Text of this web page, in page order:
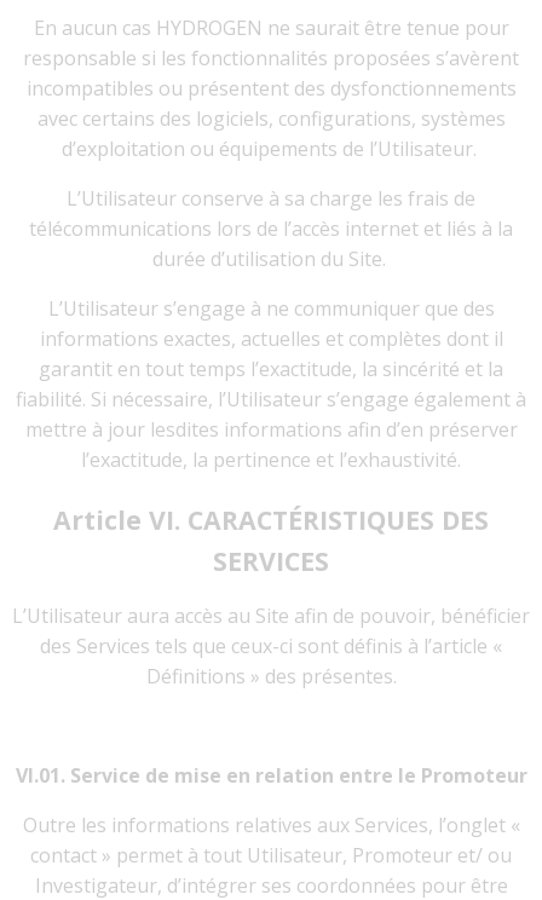
En aucun cas HYDROGEN ne saurait être tenue pour
responsable si les fonctionnalités proposées s’avèrent
incompatibles ou présentent des dysfonctionnements
avec certains des logiciels, configurations, systèmes
d’exploitation ou équipements de l’Utilisateur.
L’Utilisateur conserve à sa charge les frais de
télécommunications lors de l’accès internet et liés à la
durée d’utilisation du Site.
L’Utilisateur s’engage à ne communiquer que des
informations exactes, actuelles et complètes dont il
garantit en tout temps l’exactitude, la sincérité et la
fiabilité. Si nécessaire, l’Utilisateur s’engage également à
mettre à jour lesdites informations afin d’en préserver
l’exactitude, la pertinence et l’exhaustivité.
Article VI. CARACTÉRISTIQUES DES
SERVICES
L’Utilisateur aura accès au Site afin de pouvoir, bénéficier
des Services tels que ceux-ci sont définis à l’article «
Définitions » des présentes.
VI.01. Service de mise en relation entre le Promoteur
Outre les informations relatives aux Services, l’onglet «
contact » permet à tout Utilisateur, Promoteur et/ ou
Investigateur, d’intégrer ses coordonnées pour être